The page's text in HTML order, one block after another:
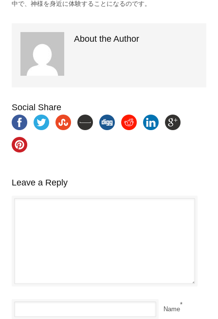
中で、神様を身近に体験することになるのです。
About the Author
Social Share
Leave a Reply
Name
*